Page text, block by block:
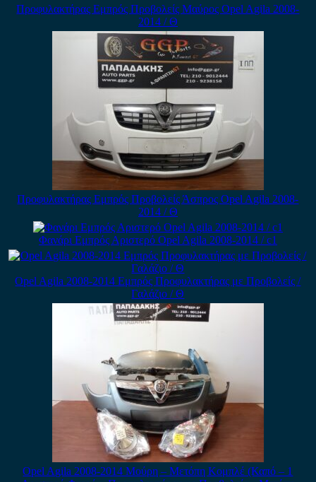
Προφυλακτήρας Εμπρός Προβολείς Μαύρος Opel Agila 2008-
2014 / Θ
Προφυλακτήρας Εμπρός Προβολείς Άσπρος Opel Agila 2008-
2014 / Θ
Φανάρι Εμπρός Αριστερό Opel Agila 2008-2014 / c1
Opel Agila 2008-2014 Εμπρός Προφυλακτήρας με Προβολείς /
Γαλάζιο / Θ
Opel Agila 2008-2014 Μούρη – Μετόπη Κομπλέ (Καπό – 1